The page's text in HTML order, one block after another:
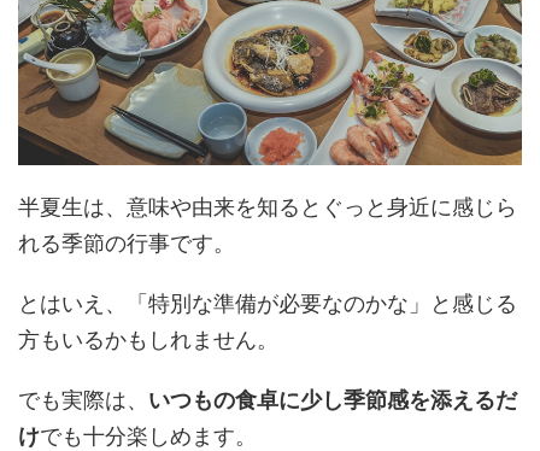
半夏生は、意味や由来を知るとぐっと身近に感じら
れる季節の行事です。
とはいえ、「特別な準備が必要なのかな」と感じる
方もいるかもしれません。
でも実際は、 いつもの食卓に少し季節感を添えるだ
けでも十分楽しめます。